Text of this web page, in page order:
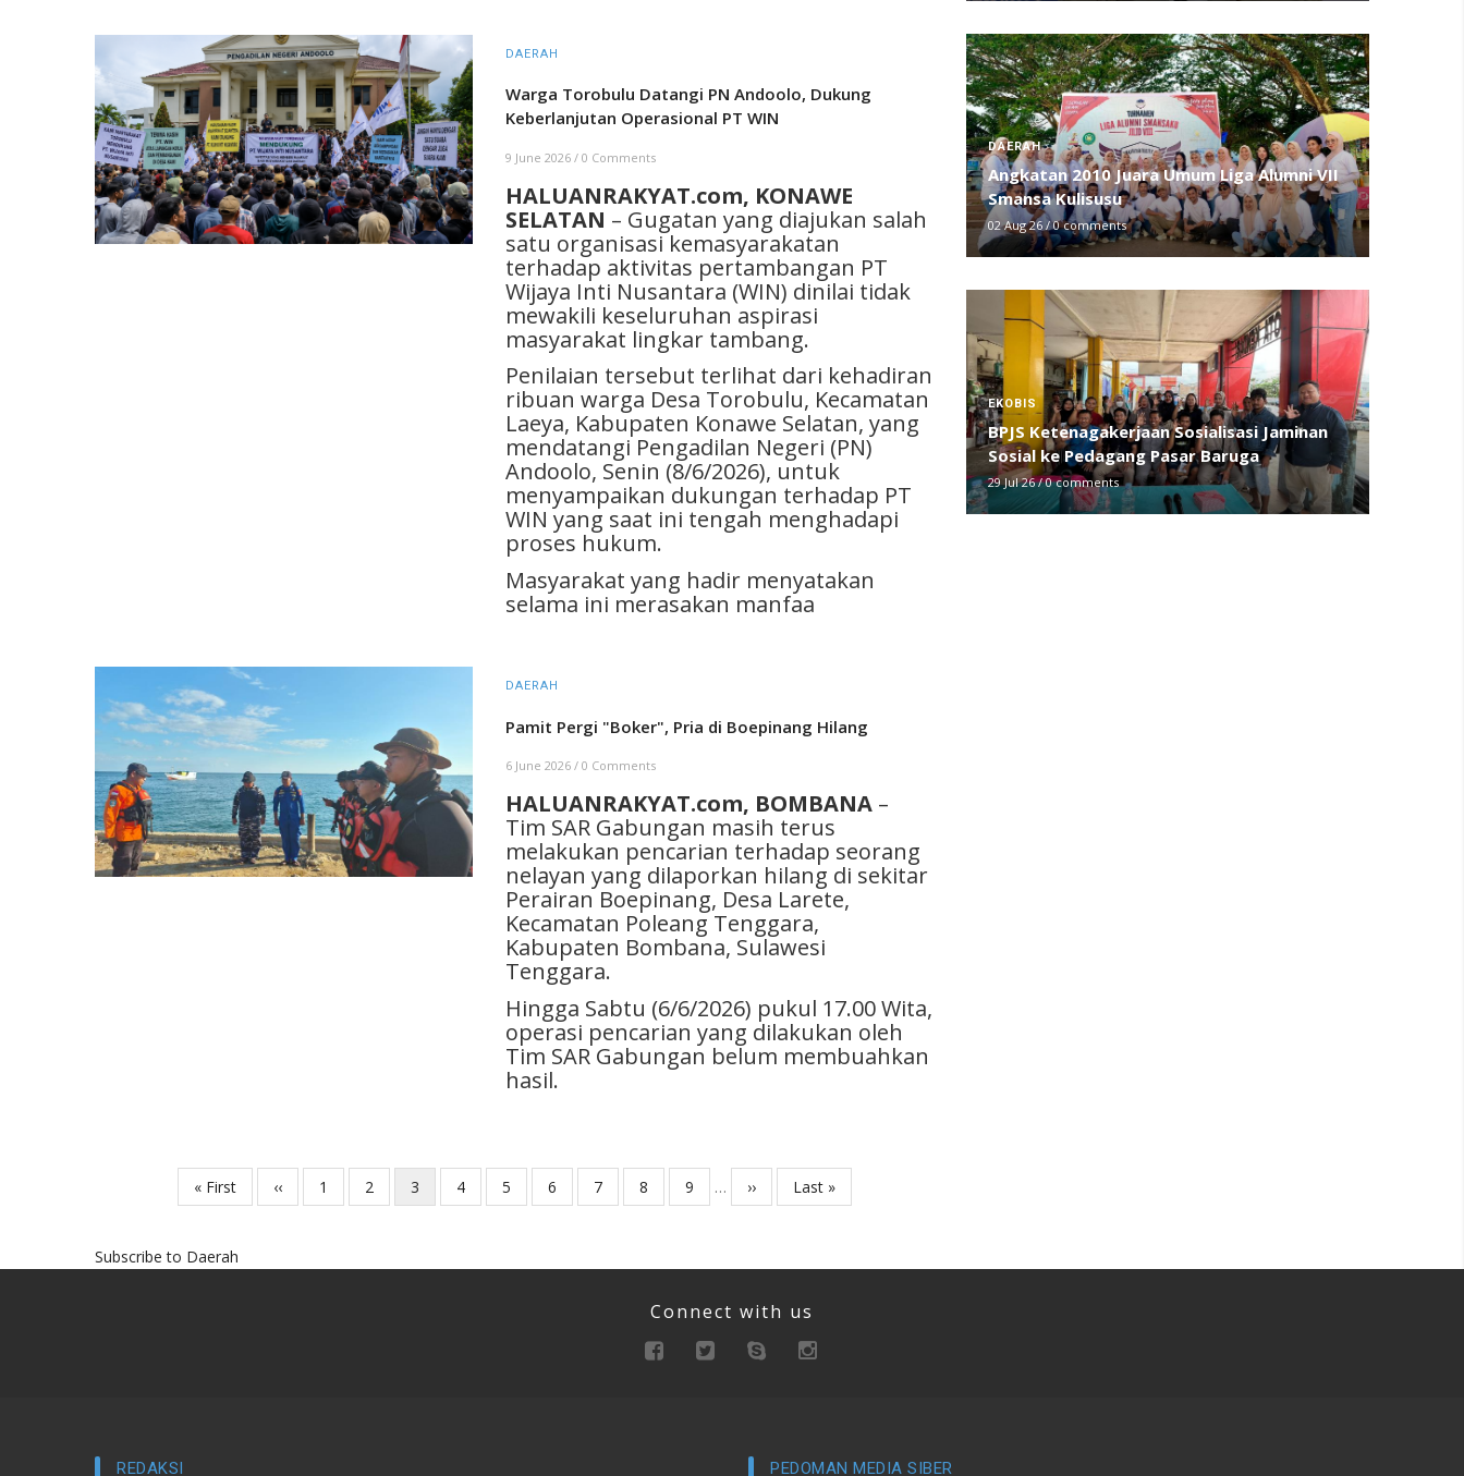
DAERAH
Warga Torobulu Datangi PN Andoolo, Dukung
Keberlanjutan Operasional PT WIN
9 June 2026 / 0 Comments
HALUANRAKYAT.com, KONAWE
SELATAN – Gugatan yang diajukan salah
satu organisasi kemasyarakatan
terhadap aktivitas pertambangan PT
Wijaya Inti Nusantara (WIN) dinilai tidak
mewakili keseluruhan aspirasi
masyarakat lingkar tambang.
Penilaian tersebut terlihat dari kehadiran
ribuan warga Desa Torobulu, Kecamatan
Laeya, Kabupaten Konawe Selatan, yang
mendatangi Pengadilan Negeri (PN)
Andoolo, Senin (8/6/2026), untuk
menyampaikan dukungan terhadap PT
WIN yang saat ini tengah menghadapi
proses hukum.
Masyarakat yang hadir menyatakan
selama ini merasakan manfaa
DAERAH
Pamit Pergi "Boker", Pria di Boepinang Hilang
6 June 2026 / 0 Comments
HALUANRAKYAT.com, BOMBANA–
Tim SAR Gabungan masih terus
melakukan pencarian terhadap seorang
nelayan yang dilaporkan hilang di sekitar
Perairan Boepinang, Desa Larete,
Kecamatan Poleang Tenggara,
Kabupaten Bombana, Sulawesi
Tenggara.
Hingga Sabtu (6/6/2026) pukul 17.00 Wita,
operasi pencarian yang dilakukan oleh
Tim SAR Gabungan belum membuahkan
hasil.
PaginationFirst
page
« First
Previous
page
‹‹ Page
1 Page
2
Current
page
3 Page
4 Page
5 Page
6 Page
7 Page
8 Page
9 …
Next
page
››
Last
page
Last »
Subscribe to Daerah
DAERAH
Angkatan 2010 Juara Umum Liga Alumni VII
Smansa Kulisusu
02 Aug 26 /0 comments
EKOBIS
BPJS Ketenagakerjaan Sosialisasi Jaminan
Sosial ke Pedagang Pasar Baruga
29 Jul 26/0 comments
Connect with us
REDAKSI PEDOMAN MEDIA SIBER